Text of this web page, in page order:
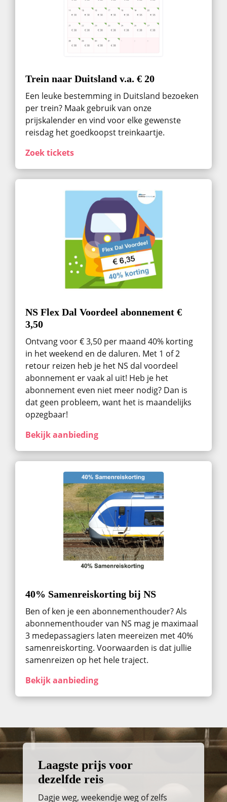
Trein naar Duitsland v.a. € 20
Een leuke bestemming in Duitsland bezoeken
per trein? Maak gebruik van onze
prijskalender en vind voor elke gewenste
reisdag het goedkoopst treinkaartje.
Zoek tickets
NS Flex Dal Voordeel abonnement €
3,50
Ontvang voor € 3,50 per maand 40% korting
in het weekend en de daluren. Met 1 of 2
retour reizen heb je het NS dal voordeel
abonnement er vaak al uit! Heb je het
abonnement even niet meer nodig? Dan is
dat geen probleem, want het is maandelijks
opzegbaar!
Bekijk aanbieding
40% Samenreiskorting bij NS
Ben of ken je een abonnementhouder? Als
abonnementhouder van NS mag je maximaal
3 medepassagiers laten meereizen met 40%
samenreiskorting. Voorwaarden is dat jullie
samenreizen op het hele traject.
Bekijk aanbieding
Laagste prijs voor
dezelfde reis
Dagje weg, weekendje weg of zelfs